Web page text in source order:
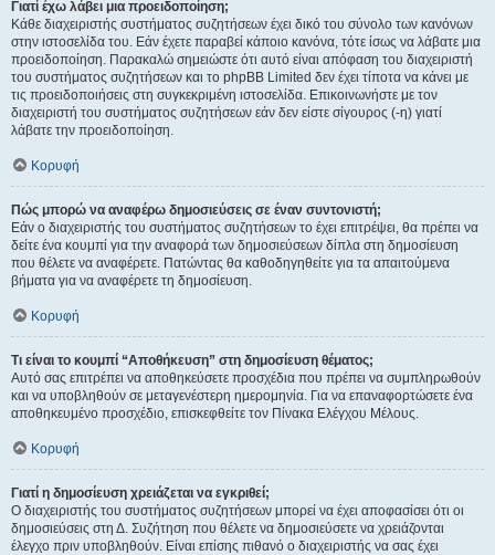
Γιατί έχω λάβει μια προειδοποίηση;
Κάθε διαχειριστής συστήματος συζητήσεων έχει δικό του σύνολο των κανόνων
στην ιστοσελίδα του. Εάν έχετε παραβεί κάποιο κανόνα, τότε ίσως να λάβατε μια
προειδοποίηση. Παρακαλώ σημειώστε ότι αυτό είναι απόφαση του διαχειριστή
του συστήματος συζητήσεων και το phpBB Limited δεν έχει τίποτα να κάνει με
τις προειδοποιήσεις στη συγκεκριμένη ιστοσελίδα. Επικοινωνήστε με τον
διαχειριστή του συστήματος συζητήσεων εάν δεν είστε σίγουρος (-η) γιατί
λάβατε την προειδοποίηση.
Κορυφή
Πώς μπορώ να αναφέρω δημοσιεύσεις σε έναν συντονιστή;
Εάν ο διαχειριστής του συστήματος συζητήσεων το έχει επιτρέψει, θα πρέπει να
δείτε ένα κουμπί για την αναφορά των δημοσιεύσεων δίπλα στη δημοσίευση
που θέλετε να αναφέρετε. Πατώντας θα καθοδηγηθείτε για τα απαιτούμενα
βήματα για να αναφέρετε τη δημοσίευση.
Κορυφή
Τι είναι το κουμπί “Αποθήκευση” στη δημοσίευση θέματος;
Αυτό σας επιτρέπει να αποθηκεύσετε προσχέδια που πρέπει να συμπληρωθούν
και να υποβληθούν σε μεταγενέστερη ημερομηνία. Για να επαναφορτώσετε ένα
αποθηκευμένο προσχέδιο, επισκεφθείτε τον Πίνακα Ελέγχου Μέλους.
Κορυφή
Γιατί η δημοσίευση χρειάζεται να εγκριθεί;
Ο διαχειριστής του συστήματος συζητήσεων μπορεί να έχει αποφασίσει ότι οι
δημοσιεύσεις στη Δ. Συζήτηση που θέλετε να δημοσιεύσετε να χρειάζονται
έλεγχο πριν υποβληθούν. Είναι επίσης πιθανό ο διαχειριστής να σας έχει